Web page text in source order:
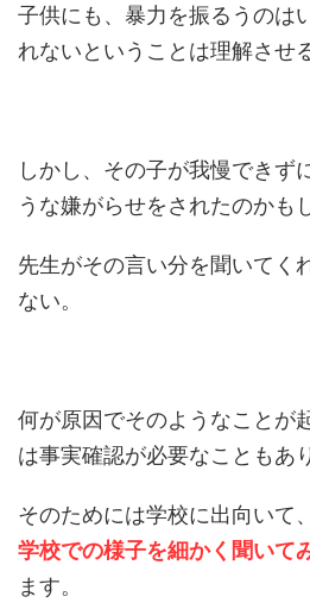
子供にも、暴力を振るうのは
れないということは理解させ
しかし、その子が我慢できず
うな嫌がらせをされたのかも
先生がその言い分を聞いてく
ない。
何が原因でそのようなことが
は事実確認が必要なこともあ
そのためには学校に出向いて
学校での様子を細かく聞いて
ます。